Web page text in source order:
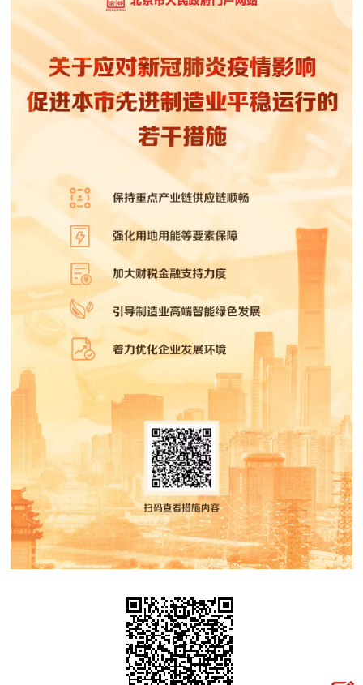
政务服务
个人服务 法人服务 部门服务
便民服务 利企服务 投资项目
政民互动
12345网上接诉即办 我要咨询 我要建议
参与调查 在线访谈
走进北京
北京概况 人文北京
绿色北京 图说北京
多语种
ENGLISH 한국어 日本語
DEUTSCH FRANÇAIS РУССКИЙ ЯЗЫК
العربية